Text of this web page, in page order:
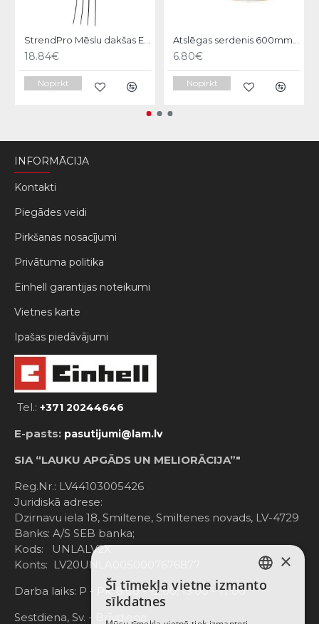
StrendPro Mēslu dakšas ErgoLine1200
18.84€
Nopirkt
Atslēgas serdenis 600mm Strend pro
6.80€
Nopirkt
INFORMĀCIJA
Kontakti
Piegādes veidi
Pirkšanas nosacījumi
Privātuma politika
Einhell garantijas noteikumi
Vietnes karte
Ipašas piedāvājumi
Tel.: +371 20244646
E-pasts: pasutijumi@lam.lv
SIA “LAUKU APGĀDS UN MELIORĀCIJA”"
Reg.Nr.: LV44103005426
Juridiskā adrese:
Dzirnavu iela 18, Smiltene, Smiltenes novads, LV-4729
Banks: A/S SEB banka;
Kods: UNLALV2X
Konts: LV20UNLA0050007676877
Darba laiks: P - Pk. 8:00 - 12:00; 13:00 - 17:00
Sestdiena, Sv. - Brīvdiena
LATVIAN
×
Šī tīmekļa vietne izmanto
sīkdatnes